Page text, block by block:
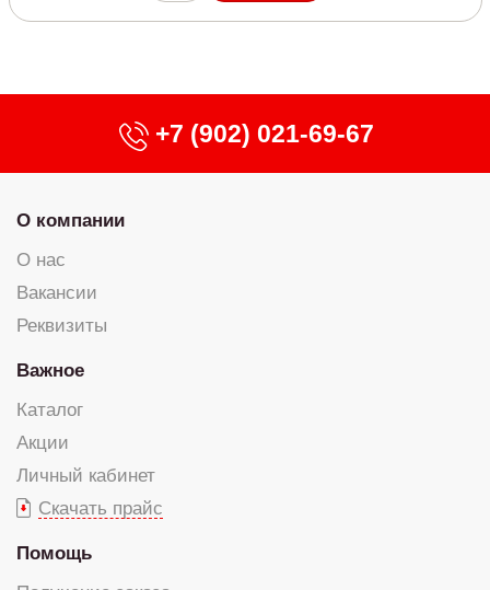
+7 (902) 021-69-67
О компании
О нас
Вакансии
Реквизиты
Важное
Каталог
Акции
Личный кабинет
Скачать прайс
Помощь